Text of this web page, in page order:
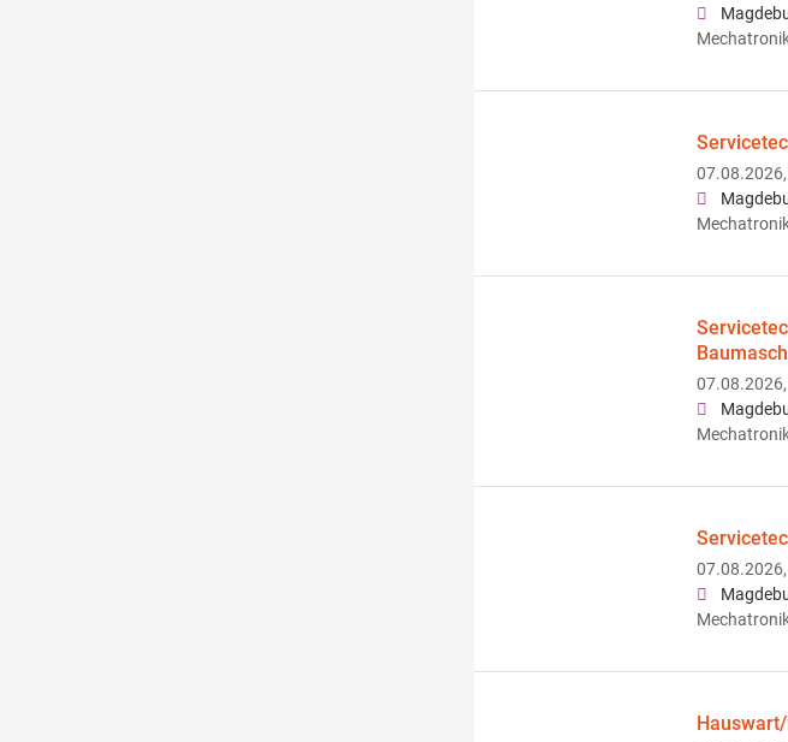
07.08.2026,
07.08.2026,
07.08.2026,